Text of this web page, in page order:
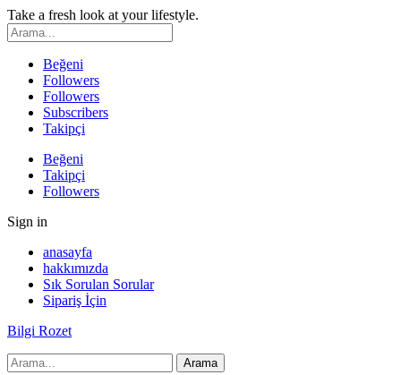
Take a fresh look at your lifestyle.
Beğeni
Followers
Followers
Subscribers
Takipçi
Beğeni
Takipçi
Followers
Sign in
anasayfa
hakkımızda
Sık Sorulan Sorular
Sipariş İçin
Bilgi Rozet